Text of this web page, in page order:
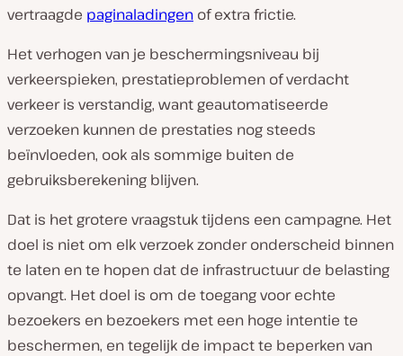
vertraagde paginaladingen of extra frictie.
Het verhogen van je beschermingsniveau bij
verkeerspieken, prestatieproblemen of verdacht
verkeer is verstandig, want geautomatiseerde
verzoeken kunnen de prestaties nog steeds
beïnvloeden, ook als sommige buiten de
gebruiksberekening blijven.
Dat is het grotere vraagstuk tijdens een campagne. Het
doel is niet om elk verzoek zonder onderscheid binnen
te laten en te hopen dat de infrastructuur de belasting
opvangt. Het doel is om de toegang voor echte
bezoekers en bezoekers met een hoge intentie te
beschermen, en tegelijk de impact te beperken van